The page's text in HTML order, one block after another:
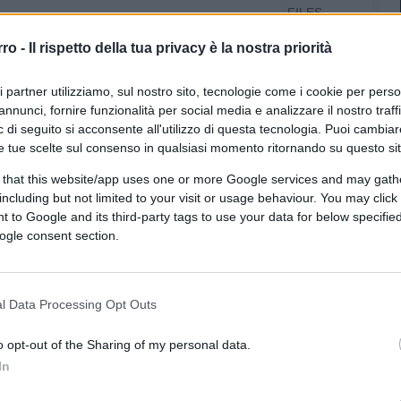
- Il rispetto della tua privacy è la nostra priorità
partner utilizziamo, sul nostro sito, tecnologie come i cookie per
fornire funzionalità per social media e analizzare il nostro
di seguito si acconsente all'utilizzo di questa tecnologia. Puoi
tue scelte sul consenso in qualsiasi momento ritornando su questo
that this website/app uses one or more Google services and may
but not limited to your visit or usage behaviour. You may
to Google and its third-party tags to use your data for below
consent section.
Data Processing Opt Outs
opt-out of the Sharing of my personal data.
FILES
DI CAPANEO,
SPIACENTE E
A LI NIMICI
SUI
IN COLD
BLOOD
L’ALTRA
FACCIA DEL
LUNEDÌ
energia a tutti i livelli,non ultimo il governo che non
come hanno sentito il tg riguardo le genialate di
i prezzi di ciò che non se ne può fare a